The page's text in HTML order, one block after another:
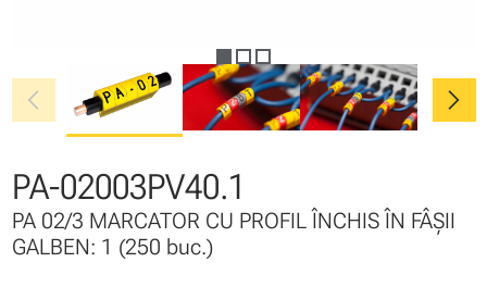
chevron_left chevron_right
PA-02003PV40.1
PA 02/3 MARCATOR CU PROFIL ÎNCHIS ÎN FÂŞII
GALBEN: 1 (250 buc.)